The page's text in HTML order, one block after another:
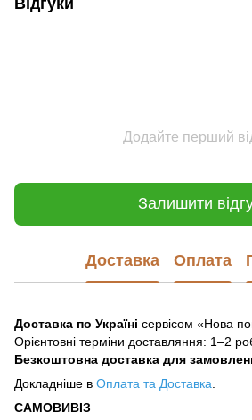
Додайте перший
Залишити
Доставка Оплата
Доставка по Україні сервісом «Нова
Орієнтовні терміни доставляння: 1–2
Безкоштовна доставка для
Докладніше в Оплата та Доставка
САМОВИВІЗ